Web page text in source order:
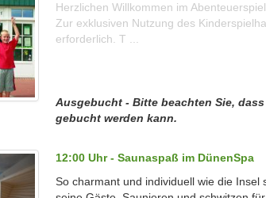
Herzlichen Willkommen im
Zur exklusiven Nutzung des
erforderlich. T ...
Ausgebucht - Bitte beachten Sie,
gebucht werden kann.
12:00 Uhr - Saunaspaß im DünenSpa
So charmant und individuell wie die